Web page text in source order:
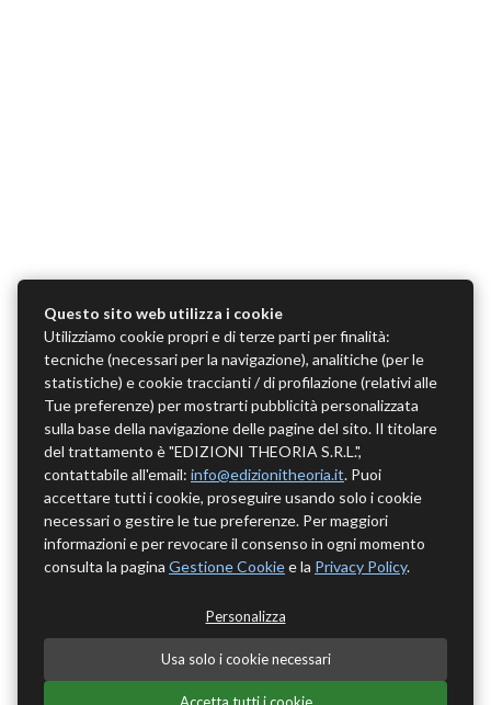
Questo sito web utilizza i cookie
Utilizziamo cookie propri e di terze parti per finalità:
tecniche (necessari per la navigazione), analitiche (per le
statistiche) e cookie traccianti / di profilazione (relativi alle
Tue preferenze) per mostrarti pubblicità personalizzata
sulla base della navigazione delle pagine del sito. Il titolare
del trattamento è "EDIZIONI THEORIA S.R.L.",
contattabile all'email: info@edizionitheoria.it. Puoi
accettare tutti i cookie, proseguire usando solo i cookie
necessari o gestire le tue preferenze. Per maggiori
informazioni e per revocare il consenso in ogni momento
consulta la pagina Gestione Cookiee la Privacy Policy.
Personalizza
Usa solo i cookie necessari